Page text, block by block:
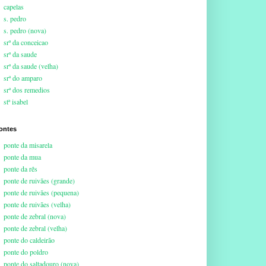
capelas
s. pedro
s. pedro (nova)
srª da conceicao
srª da saude
srª da saude (velha)
srª do amparo
srª dos remedios
stª isabel
ponte da misarela
ponte da mua
ponte da rês
ponte de ruivães (grande)
ponte de ruivães (pequena)
ponte de ruivães (velha)
ponte de zebral (nova)
ponte de zebral (velha)
ponte do caldeirão
ponte do poldro
ponte do saltadouro (nova)